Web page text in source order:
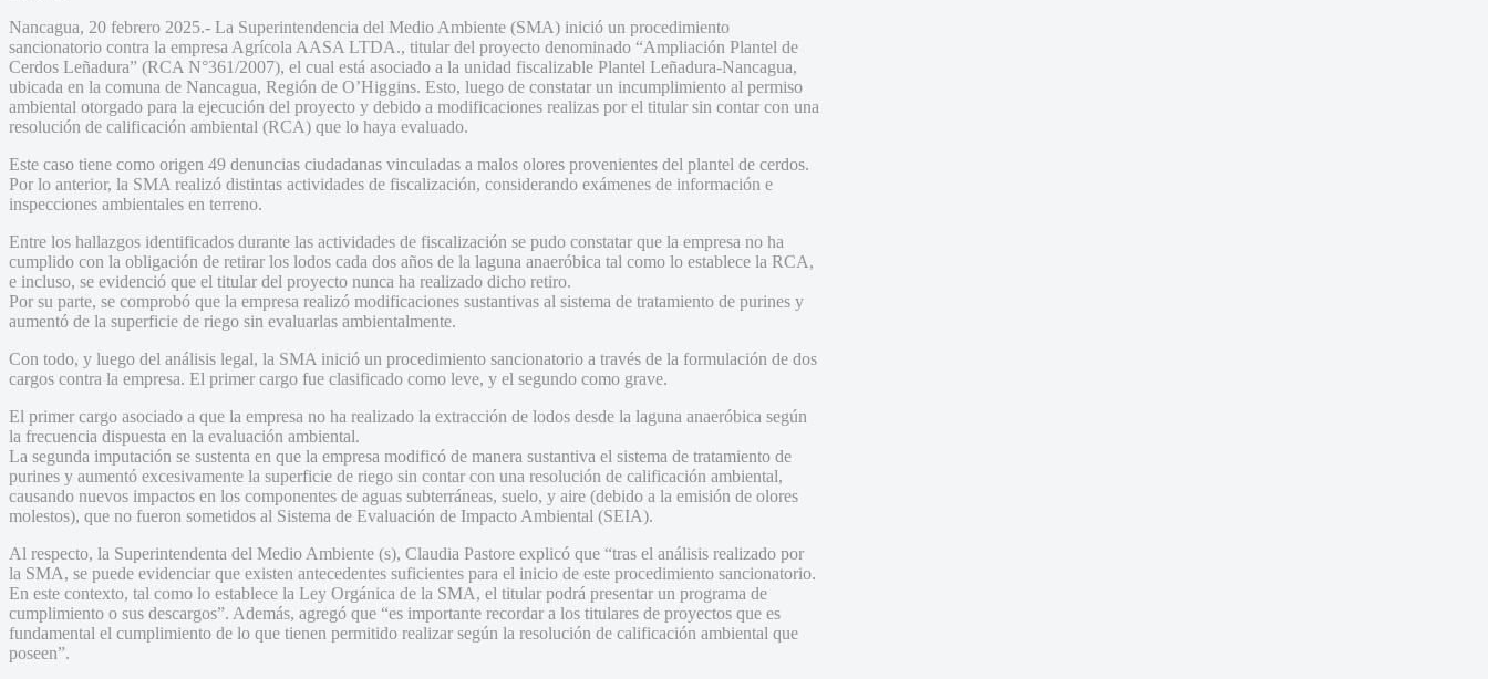
Nancagua, 20 febrero 2025.- La Superintendencia del Medio Ambiente (SMA) inició un procedimiento
sancionatorio contra la empresa Agrícola AASA LTDA., titular del proyecto denominado “Ampliación Plantel de
Cerdos Leñadura” (RCA N°361/2007), el cual está asociado a la unidad fiscalizable Plantel Leñadura-Nancagua,
ubicada en la comuna de Nancagua, Región de O’Higgins. Esto, luego de constatar un incumplimiento al permiso
ambiental otorgado para la ejecución del proyecto y debido a modificaciones realizas por el titular sin contar con una
resolución de calificación ambiental (RCA) que lo haya evaluado.
Este caso tiene como origen 49 denuncias ciudadanas vinculadas a malos olores provenientes del plantel de cerdos.
Por lo anterior, la SMA realizó distintas actividades de fiscalización, considerando exámenes de información e
inspecciones ambientales en terreno.
Entre los hallazgos identificados durante las actividades de fiscalización se pudo constatar que la empresa no ha
cumplido con la obligación de retirar los lodos cada dos años de la laguna anaeróbica tal como lo establece la RCA,
e incluso, se evidenció que el titular del proyecto nunca ha realizado dicho retiro.
Por su parte, se comprobó que la empresa realizó modificaciones sustantivas al sistema de tratamiento de purines y
aumentó de la superficie de riego sin evaluarlas ambientalmente.
Con todo, y luego del análisis legal, la SMA inició un procedimiento sancionatorio a través de la formulación de dos
cargos contra la empresa. El primer cargo fue clasificado como leve, y el segundo como grave.
El primer cargo asociado a que la empresa no ha realizado la extracción de lodos desde la laguna anaeróbica según
la frecuencia dispuesta en la evaluación ambiental.
La segunda imputación se sustenta en que la empresa modificó de manera sustantiva el sistema de tratamiento de
purines y aumentó excesivamente la superficie de riego sin contar con una resolución de calificación ambiental,
causando nuevos impactos en los componentes de aguas subterráneas, suelo, y aire (debido a la emisión de olores
molestos), que no fueron sometidos al Sistema de Evaluación de Impacto Ambiental (SEIA).
Al respecto, la Superintendenta del Medio Ambiente (s), Claudia Pastore explicó que “tras el análisis realizado por
la SMA, se puede evidenciar que existen antecedentes suficientes para el inicio de este procedimiento sancionatorio.
En este contexto, tal como lo establece la Ley Orgánica de la SMA, el titular podrá presentar un programa de
cumplimiento o sus descargos”. Además, agregó que “es importante recordar a los titulares de proyectos que es
fundamental el cumplimiento de lo que tienen permitido realizar según la resolución de calificación ambiental que
poseen”.